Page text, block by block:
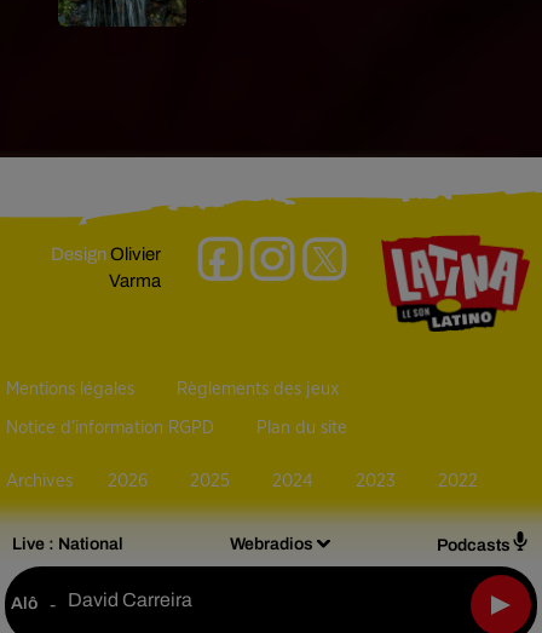
Live : National Webradios Podcasts
Alô - David Carreira
DesignOlivier
Varma
Mentions légales Règlements des jeux
Notice d’information RGPD Plan du site
Archives 2026 2025 2024 2023 2022